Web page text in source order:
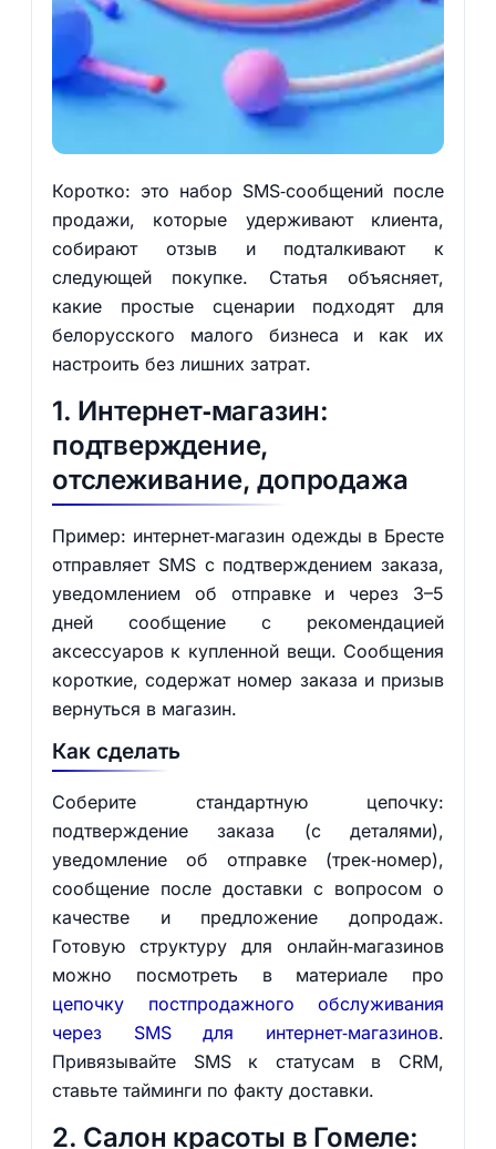
Коротко: это набор SMS‑сообщений после
продажи, которые удерживают клиента,
собирают отзыв и подталкивают к
следующей покупке. Статья объясняет,
какие простые сценарии подходят для
белорусского малого бизнеса и как их
настроить без лишних затрат.
1. Интернет‑магазин:
подтверждение,
отслеживание, допродажа
Пример: интернет‑магазин одежды в Бресте
отправляет SMS с подтверждением заказа,
уведомлением об отправке и через 3–5
дней сообщение с рекомендацией
аксессуаров к купленной вещи. Сообщения
короткие, содержат номер заказа и призыв
вернуться в магазин.
Как сделать
Соберите стандартную цепочку:
подтверждение заказа (с деталями),
уведомление об отправке (трек‑номер),
сообщение после доставки с вопросом о
качестве и предложение допродаж.
Готовую структуру для онлайн‑магазинов
можно посмотреть в материале про
цепочку постпродажного обслуживания
через SMS для интернет‑магазинов.
Привязывайте SMS к статусам в CRM,
ставьте тайминги по факту доставки.
2. Салон красоты в Гомеле: